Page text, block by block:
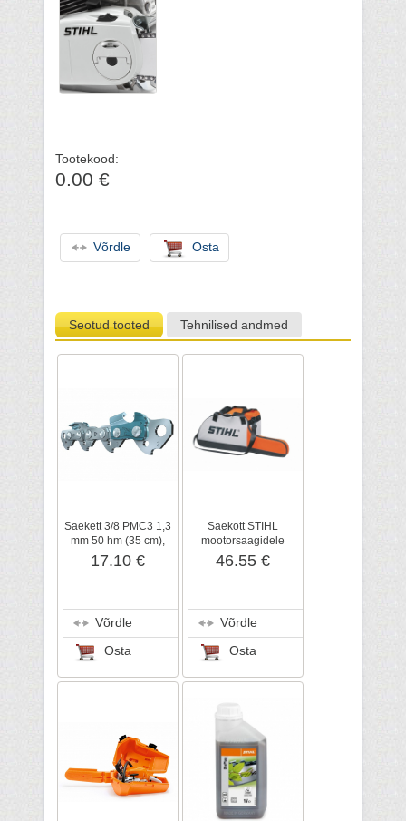
Tootekood:
0.00 €
Võrdle Osta
Seotud tooted Tehnilised andmed
Saekett 3/8 PMC3 1,3
mm 50 hm (35 cm),
STIHL
17.10 €
Võrdle
Osta
Saekott STIHL
mootorsaagidele
46.55 €
Võrdle
Osta